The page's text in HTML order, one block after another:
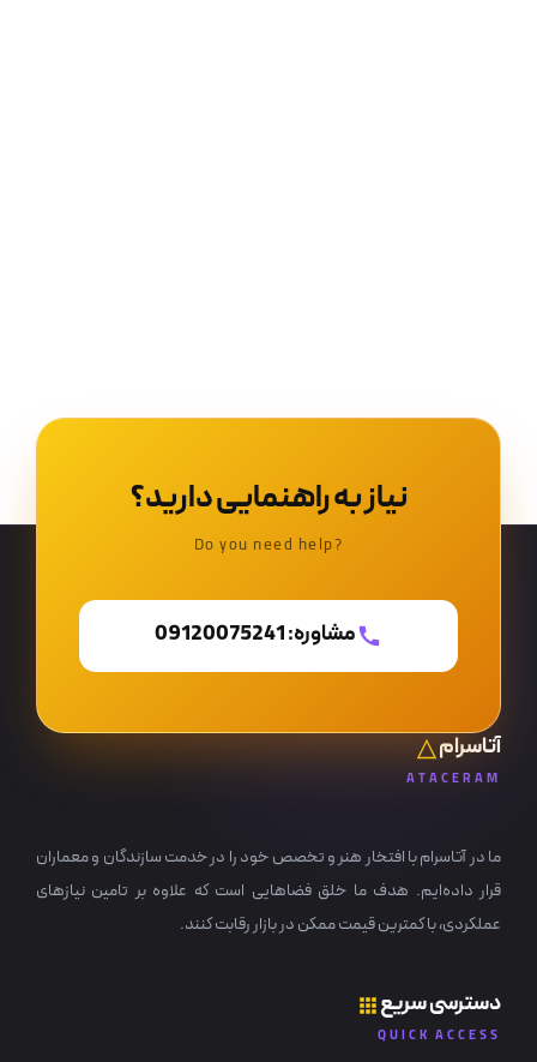
آتاسرام
ATACERAM
ما در آتاسرام با افتخار هنر و تخصص خود را در خدمت سازندگان و معماران
قرار داده‌ایم. هدف ما خلق فضاهایی است که علاوه بر تامین نیازهای
عملکردی، با کمترین قیمت ممکن در بازار رقابت کنند.
دسترسی سریع
QUICK ACCESS
نیاز به راهنمایی دارید؟
?Do you need help
مشاوره: 09120075241